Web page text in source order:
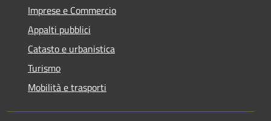
Imprese e Commercio
Appalti pubblici
Catasto e urbanistica
Turismo
Mobilità e trasporti